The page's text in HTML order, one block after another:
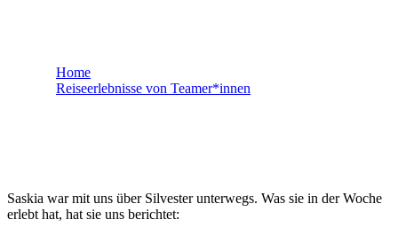
Home
Reiseerlebnisse von Teamer*innen
Saskia war mit uns über Silvester unterwegs. Was sie in der Woche
erlebt hat, hat sie uns berichtet: